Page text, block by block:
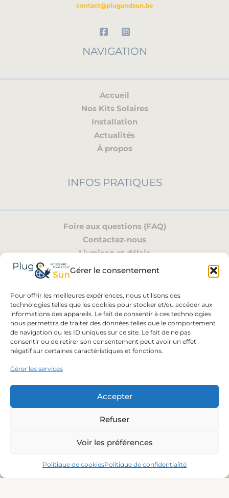
Gérer le consentement
Pour offrir les meilleures expériences, nous utilisons des
technologies telles que les cookies pour stocker et/ou accéder aux
informations des appareils. Le fait de consentir à ces technologies
nous permettra de traiter des données telles que le comportement
de navigation ou les ID uniques sur ce site. Le fait de ne pas
consentir ou de retirer son consentement peut avoir un effet
négatif sur certaines caractéristiques et fonctions.
Gérer les services
Accepter
Refuser
Voir les préférences
Politique de cookiesPolitique de confidentialité
contact@plugandsun.be
NAVIGATION
Accueil
Nos Kits Solaires
Installation
Actualités
À propos
INFOS PRATIQUES
Foire aux questions (FAQ)
Contactez-nous
Livraison et délais
Mon compte
NOTRE EXPERTISE
- Conformité Synergrid C10/26
- Spécialiste Plug-and-Play
pour votre projet